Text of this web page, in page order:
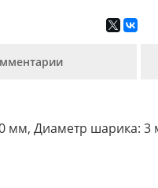
мм, Диаметр шарика: 3